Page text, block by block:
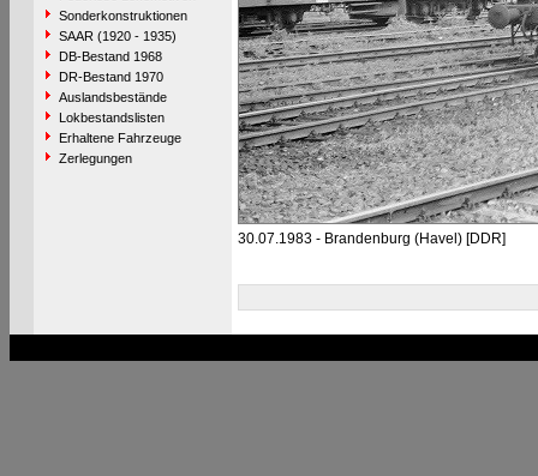
Sonderkonstruktionen
SAAR (1920 - 1935)
DB-Bestand 1968
DR-Bestand 1970
Auslandsbestände
Lokbestandslisten
Erhaltene Fahrzeuge
Zerlegungen
30.07.1983 - Brandenburg (Havel) [DDR]